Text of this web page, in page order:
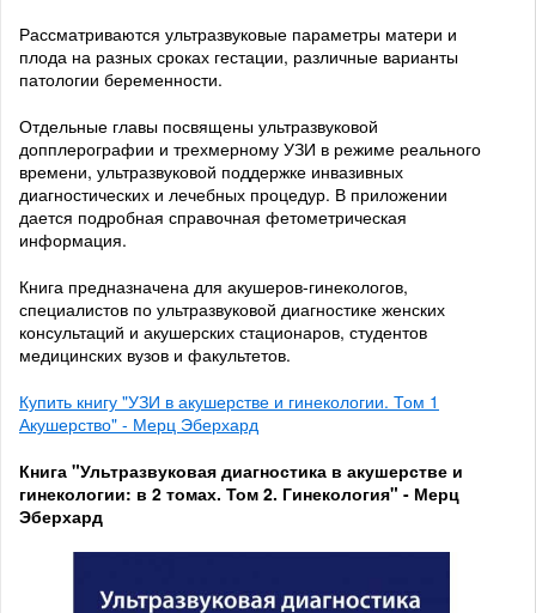
Рассматриваются ультразвуковые параметры матери и
плода на разных сроках гестации, различные варианты
патологии беременности.
Отдельные главы посвящены ультразвуковой
допплерографии и трехмерному УЗИ в режиме реального
времени, ультразвуковой поддержке инвазивных
диагностических и лечебных процедур. В приложении
дается подробная справочная фетометрическая
информация.
Книга предназначена для акушеров-гинекологов,
специалистов по ультразвуковой диагностике женских
консультаций и акушерских стационаров, студентов
медицинских вузов и факультетов.
Купить книгу "УЗИ в акушерстве и гинекологии. Том 1
Акушерство" - Мерц Эберхард
Книга "Ультразвуковая диагностика в акушерстве и
гинекологии: в 2 томах. Том 2. Гинекология" - Мерц
Эберхард